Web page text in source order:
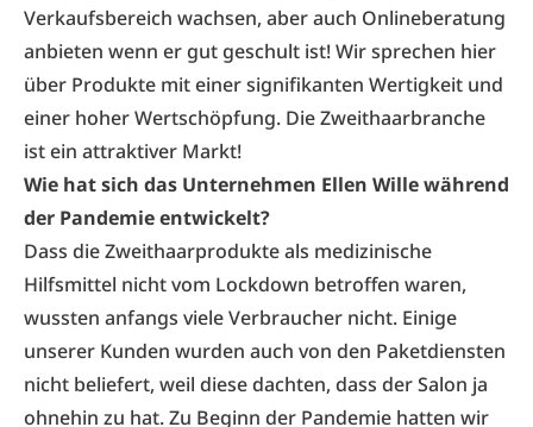
Verkaufsbereich wachsen, aber auch Onlineberatung
anbieten wenn er gut geschult ist! Wir sprechen hier
über Produkte mit einer signifikanten Wertigkeit und
einer hoher Wertschöpfung. Die Zweithaarbranche
ist ein attraktiver Markt!
Wie hat sich das Unternehmen Ellen Wille während
der Pandemie entwickelt?
Dass die Zweithaarprodukte als medizinische
Hilfsmittel nicht vom Lockdown betroffen waren,
wussten anfangs viele Verbraucher nicht. Einige
unserer Kunden wurden auch von den Paketdiensten
nicht beliefert, weil diese dachten, dass der Salon ja
ohnehin zu hat. Zu Beginn der Pandemie hatten wir